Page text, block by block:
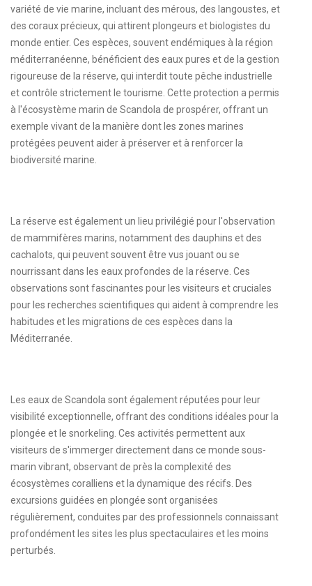
variété de vie marine, incluant des mérous, des langoustes, et
des coraux précieux, qui attirent plongeurs et biologistes du
monde entier. Ces espèces, souvent endémiques à la région
méditerranéenne, bénéficient des eaux pures et de la gestion
rigoureuse de la réserve, qui interdit toute pêche industrielle
et contrôle strictement le tourisme. Cette protection a permis
à l'écosystème marin de Scandola de prospérer, offrant un
exemple vivant de la manière dont les zones marines
protégées peuvent aider à préserver et à renforcer la
biodiversité marine.
La réserve est également un lieu privilégié pour l'observation
de mammifères marins, notamment des dauphins et des
cachalots, qui peuvent souvent être vus jouant ou se
nourrissant dans les eaux profondes de la réserve. Ces
observations sont fascinantes pour les visiteurs et cruciales
pour les recherches scientifiques qui aident à comprendre les
habitudes et les migrations de ces espèces dans la
Méditerranée.
Les eaux de Scandola sont également réputées pour leur
visibilité exceptionnelle, offrant des conditions idéales pour la
plongée et le snorkeling. Ces activités permettent aux
visiteurs de s'immerger directement dans ce monde sous-
marin vibrant, observant de près la complexité des
écosystèmes coralliens et la dynamique des récifs. Des
excursions guidées en plongée sont organisées
régulièrement, conduites par des professionnels connaissant
profondément les sites les plus spectaculaires et les moins
perturbés.